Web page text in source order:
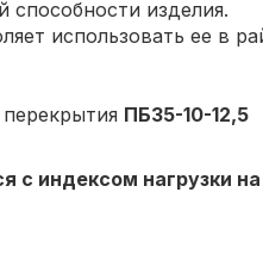
способности изделия.
использовать ее в
ПБ35-10-12,5
с индексом нагрузки